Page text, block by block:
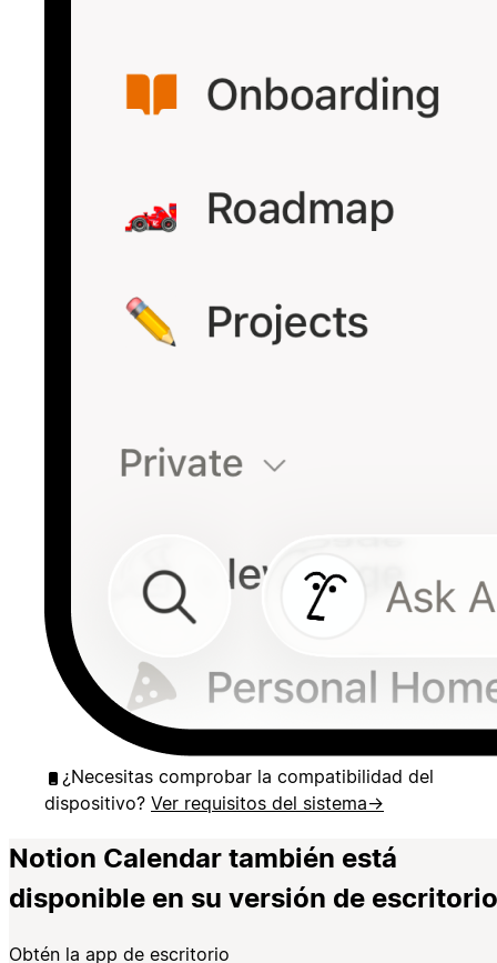
¿Necesitas comprobar la compatibilidad del
dispositivo? Ver requisitos del sistema→
Notion Calendar también está
disponible en su versión de
Obtén la app de escritorio